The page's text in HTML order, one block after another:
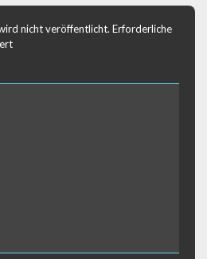
nicht veröffentlicht. Erforderliche